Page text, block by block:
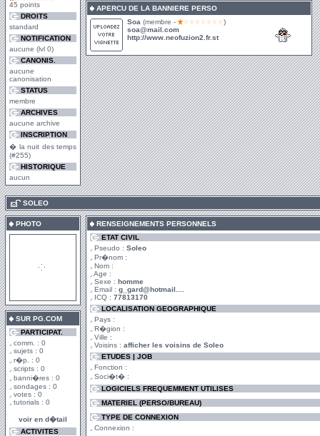
45 points
DROITS
standard
NOTIFICATION
aucune (lvl 0)
CANONIS.
aucune
canonisation
STATUS
membre
ARCHIVES
aucune archive
INSCRIPTION
� la nuit des temps
(#255)
HISTORIQUE
aucun
APERCU DE LA BANNIERE PERSO
Soa (membre -
)
soa@mail.com
http://www.neofuzion2.fr.st
SOLEO
PHOTO
SUR PG.COM
PARTICIPAT.
comm. : 0
sujets : 0
r�p. : 0
scripts : 0
banni�res : 0
sondages : 0
votes : 0
tutorials : 0
voir en d�tail
ACTIVITES
RENSEIGNEMENTS PERSONNELS
ETAT CIVIL
Pseudo : Soleo
Pr�nom :
Nom :
Age :
Sexe : homme
Email : g_gard@hotmail....
ICQ : 77813170
LOCALISATION GEOGRAPHIQUE
Pays :
R�gion :
Ville :
Voisins : afficher les voisins de Soleo
ETUDES | JOB
Fonction :
Soci�t� :
LOGICIELS FREQUEMMENT UTILISES
MATERIEL (PERSO/BUREAU)
TYPE DE CONNEXION
Connexion :